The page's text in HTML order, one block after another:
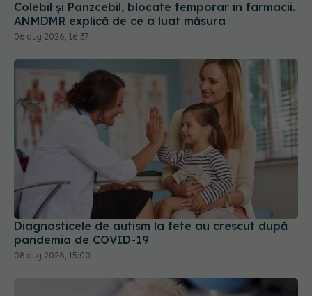
Diagnosticele de autism la fete au crescut după
pandemia de COVID-19
08 aug 2026, 15:00